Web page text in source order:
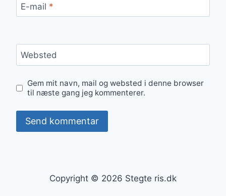
E-mail *
Websted
Gem mit navn, mail og websted i denne browser
til næste gang jeg kommenterer.
Copyright © 2026 Stegte ris.dk